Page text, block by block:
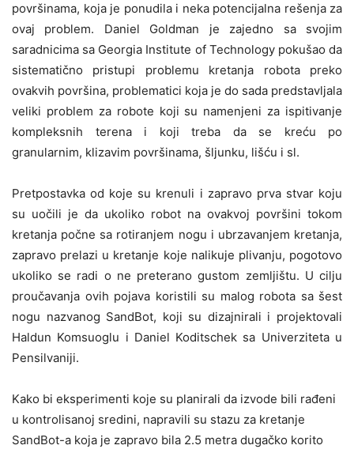
površinama, koja je ponudila i neka potencijalna rešenja za
ovaj problem. Daniel Goldman je zajedno sa svojim
saradnicima sa Georgia Institute of Technology pokušao da
sistematično pristupi problemu kretanja robota preko
ovakvih površina, problematici koja je do sada predstavljala
veliki problem za robote koji su namenjeni za ispitivanje
kompleksnih terena i koji treba da se kreću po
granularnim, klizavim površinama, šljunku, lišću i sl.
Pretpostavka od koje su krenuli i zapravo prva stvar koju
su uočili je da ukoliko robot na ovakvoj površini tokom
kretanja počne sa rotiranjem nogu i ubrzavanjem kretanja,
zapravo prelazi u kretanje koje nalikuje plivanju, pogotovo
ukoliko se radi o ne preterano gustom zemljištu. U cilju
proučavanja ovih pojava koristili su malog robota sa šest
nogu nazvanog SandBot, koji su dizajnirali i projektovali
Haldun Komsuoglu i Daniel Koditschek sa Univerziteta u
Pensilvaniji.
Kako bi eksperimenti koje su planirali da izvode bili rađeni
u kontrolisanoj sredini, napravili su stazu za kretanje
SandBot-a koja je zapravo bila 2.5 metra dugačko korito